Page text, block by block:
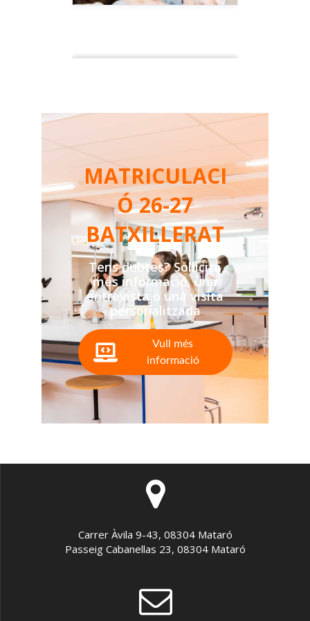
MATRICULACI
Ó 26-27
BATXILLERAT
Tens dubtes? Sol·licita
més informació, una
entrevista o una visita
personalitzada
Vull més
informació
Carrer Àvila 9-43, 08304 Mataró
Passeig Cabanellas 23, 08304 Mataró